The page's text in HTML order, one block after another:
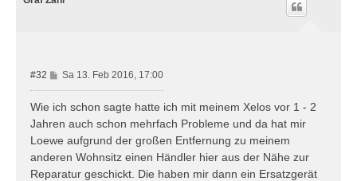
#32
B
e
r
a
g
Sa 13. Feb 2016, 17:00
Wie ich schon sagte hatte ich mit meinem Xelos vor 1 - 2
Jahren auch schon mehrfach Probleme und da hat mir
Loewe aufgrund der großen Entfernung zu meinem
anderen Wohnsitz einen Händler hier aus der Nähe zur
Reparatur geschickt. Die haben mir dann ein Ersatzgerät